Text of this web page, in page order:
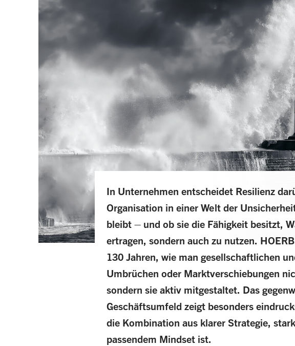
In Unternehmen entscheidet Resilienz
Organisation in einer Welt der
bleibt – und ob sie die Fähigkeit besitzt,
ertragen, sondern auch zu nutzen.
130 Jahren, wie man gesellschaftlichen
Umbrüchen oder Marktverschiebungen
sondern sie aktiv mitgestaltet. Das
Geschäftsumfeld zeigt besonders
die Kombination aus klarer Strategie,
passendem Mindset ist.